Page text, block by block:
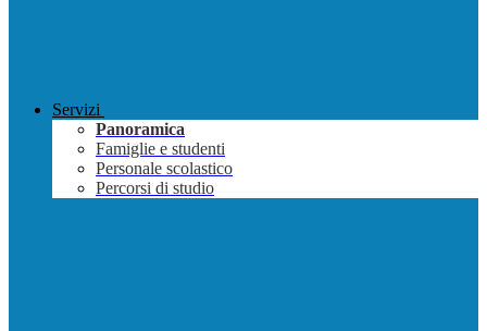
Servizi
Panoramica
Famiglie e studenti
Personale scolastico
Percorsi di studio